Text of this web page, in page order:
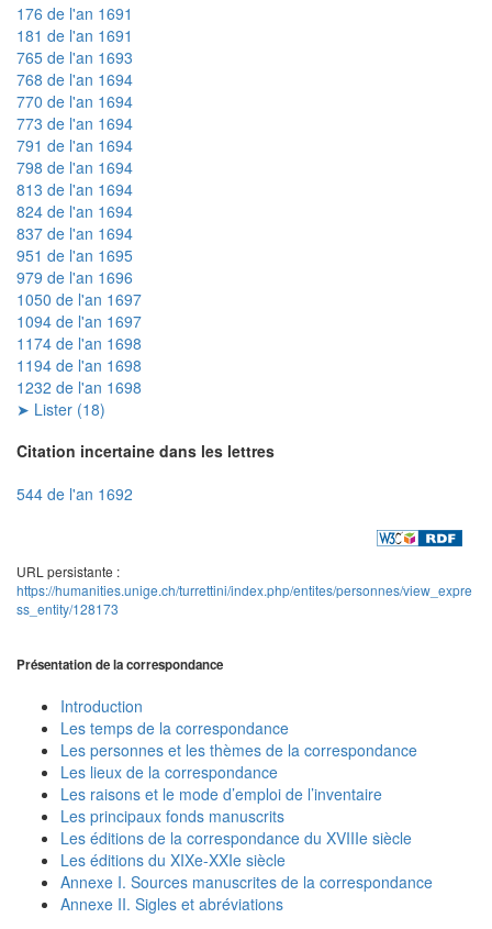
176 de l'an 1691
181 de l'an 1691
765 de l'an 1693
768 de l'an 1694
770 de l'an 1694
773 de l'an 1694
791 de l'an 1694
798 de l'an 1694
813 de l'an 1694
824 de l'an 1694
837 de l'an 1694
951 de l'an 1695
979 de l'an 1696
1050 de l'an 1697
1094 de l'an 1697
1174 de l'an 1698
1194 de l'an 1698
1232 de l'an 1698
➤ Lister (18)
Citation incertaine dans les lettres
544 de l'an 1692
URL persistante :
https://humanities.unige.ch/turrettini/index.php/entites/personnes/view_expre
ss_entity/128173
Présentation de la correspondance
Introduction
Les temps de la correspondance
Les personnes et les thèmes de la correspondance
Les lieux de la correspondance
Les raisons et le mode d’emploi de l’inventaire
Les principaux fonds manuscrits
Les éditions de la correspondance du XVIIIe siècle
Les éditions du XIXe-XXIe siècle
Annexe I. Sources manuscrites de la correspondance
Annexe II. Sigles et abréviations